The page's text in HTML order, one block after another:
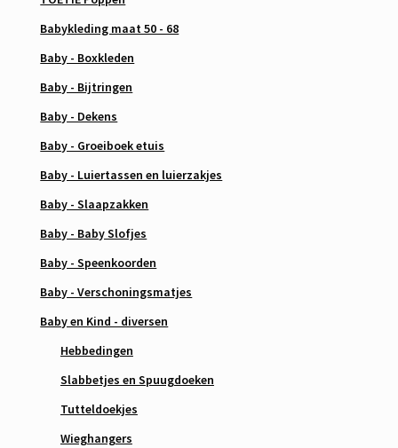
Babykleding maat 50 - 68
Baby - Boxkleden
Baby - Bijtringen
Baby - Dekens
Baby - Groeiboek etuis
Baby - Luiertassen en luierzakjes
Baby - Slaapzakken
Baby - Baby Slofjes
Baby - Speenkoorden
Baby - Verschoningsmatjes
Baby en Kind - diversen
Hebbedingen
Slabbetjes en Spuugdoeken
Tutteldoekjes
Wieghangers